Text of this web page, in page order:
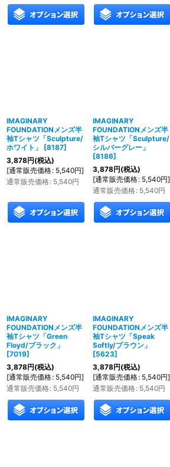
IMAGINARY
FOUNDATIONメンズ半
袖Tシャツ「Sculpture/
ホワイト」
[8187]
3,878円(税込)
[通常販売価格: 5,540円]
通常販売価格: 5,540円
IMAGINARY
FOUNDATIONメンズ半
袖Tシャツ「Sculpture/
シルバーグレー」
[8186]
3,878円(税込)
[通常販売価格: 5,540円]
通常販売価格: 5,540円
IMAGINARY
FOUNDATIONメンズ半
袖Tシャツ「Green
Floyd/ブラック」
[7019]
3,878円(税込)
[通常販売価格: 5,540円]
通常販売価格: 5,540円
IMAGINARY
FOUNDATIONメンズ半
袖Tシャツ「Speak
Softly/ブラウン」
[5623]
3,878円(税込)
[通常販売価格: 5,540円]
通常販売価格: 5,540円